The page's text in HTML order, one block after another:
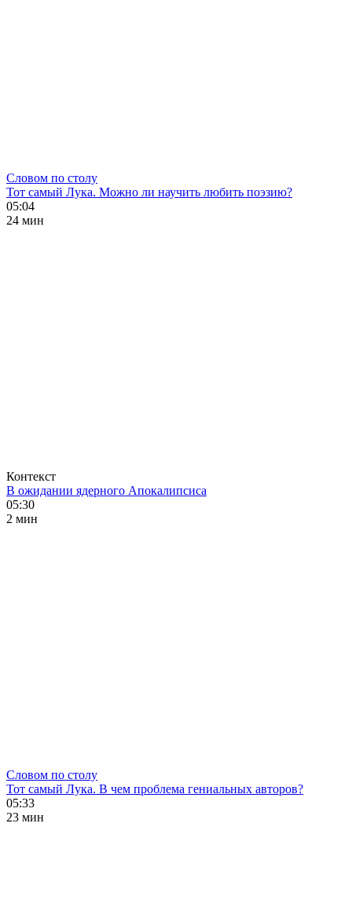
Словом по столу
Тот самый Лука. Можно ли научить любить поэзию?
05:04
24 мин
Контекст
В ожидании ядерного Апокалипсиса
05:30
2 мин
Словом по столу
Тот самый Лука. В чем проблема гениальных авторов?
05:33
23 мин